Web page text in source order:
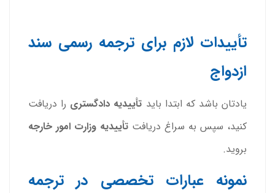
تأییدات لازم برای ترجمه رسمی سند
ازدواج
یادتان باشد که ابتدا باید تأییدیه دادگستری را دریافت
کنید، سپس به سراغ دریافت تأییدیه وزارت امور خارجه
بروید.
نمونه عبارات تخصصی در ترجمه